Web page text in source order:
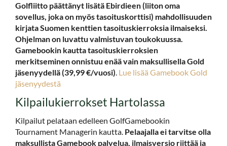
Golfliitto päättänyt lisätä Ebirdieen (liiton oma
sovellus, joka on myös tasoituskorttisi) mahdollisuuden
kirjata Suomen kenttien tasoituskierroksia ilmaiseksi.
Ohjelman on luvattu valmistuvan toukokuussa.
Gamebookin kautta tasoituskierroksien
merkitseminen onnistuu enää vain maksullisella Gold
jäsenyydellä (39,99 €/vuosi​​​​​​​). Lue lisää Gamebook Gold
jäsenyydestä
Kilpailukierrokset Hartolassa
Kilpailut pelataan edelleen GolfGamebookin
Tournament Managerin kautta. Pelaajalla ei tarvitse olla
maksullista Gamebook palvelua, ilmaisversio riittää ja